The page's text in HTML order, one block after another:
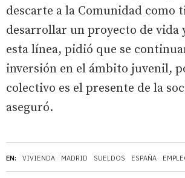
EN: VIVIENDA MADRID SUELDOS ESPAÑA
descarte a la Comunidad como
desarrollar un proyecto de vida
esta línea, pidió que se
inversión en el ámbito juvenil,
colectivo es el presente de la
aseguró.